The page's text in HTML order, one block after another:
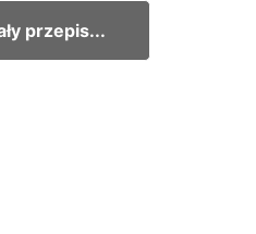
przepis...